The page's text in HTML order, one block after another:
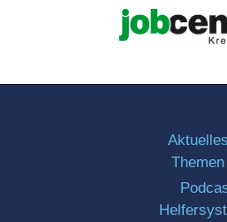
Aktuelles
Themen